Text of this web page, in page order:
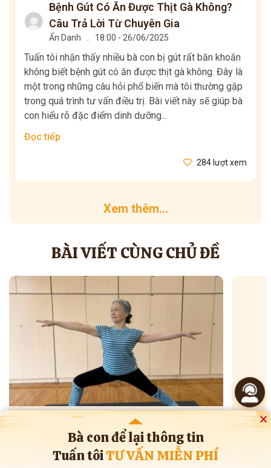
Bệnh Gút Có Ăn Được Thịt Gà Không?
Câu Trả Lời Từ Chuyên Gia
Ẩn Danh 18:00 - 26/06/2025
Tuấn tôi nhận thấy nhiều bà con bị gút rất băn khoăn
không biết bệnh gút có ăn được thịt gà không. Đây là
một trong những câu hỏi phổ biến mà tôi thường gặp
trong quá trình tư vấn điều trị. Bài viết này sẽ giúp bà
con hiểu rõ đặc điểm dinh dưỡng...
Đọc tiếp
284 lượt xem
Xem thêm...
BÀI VIẾT CÙNG CHỦ ĐỀ
07/11/2025
Kiêng hết thịt cá rồi mà vẫn đau gout vì bà
con đang bỏ quên 3 yếu tố sau
18/
Bà con để lại thông tin
Tuấn tôiTƯ VẤN MIỄN PHÍ
×